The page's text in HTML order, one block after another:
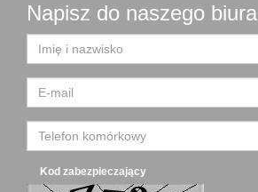
Napisz do naszego biura
Kod zabezpieczający